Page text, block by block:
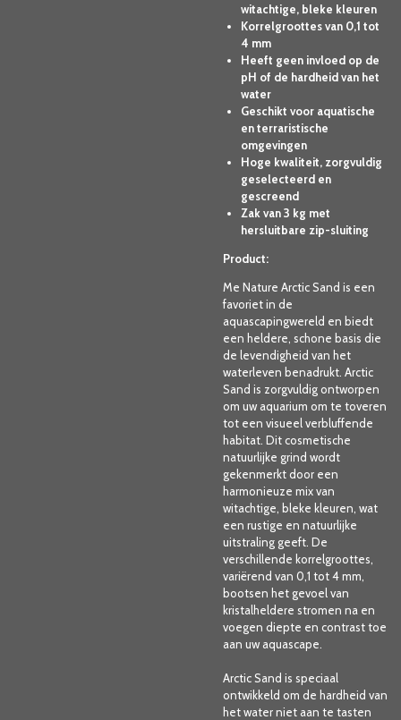
witachtige, bleke kleuren
Korrelgroottes van 0,1 tot
4 mm
Heeft geen invloed op de
pH of de hardheid van het
water
Geschikt voor aquatische
en terraristische
omgevingen
Hoge kwaliteit, zorgvuldig
geselecteerd en
gescreend
Zak van 3 kg met
hersluitbare zip-sluiting
Product:
Me Nature Arctic Sand is een
favoriet in de
aquascapingwereld en biedt
een heldere, schone basis die
de levendigheid van het
waterleven benadrukt. Arctic
Sand is zorgvuldig ontworpen
om uw aquarium om te toveren
tot een visueel verbluffende
habitat. Dit cosmetische
natuurlijke grind wordt
gekenmerkt door een
harmonieuze mix van
witachtige, bleke kleuren, wat
een rustige en natuurlijke
uitstraling geeft. De
verschillende korrelgroottes,
variërend van 0,1 tot 4 mm,
bootsen het gevoel van
kristalheldere stromen na en
voegen diepte en contrast toe
aan uw aquascape.
Arctic Sand is speciaal
ontwikkeld om de hardheid van
het water niet aan te tasten